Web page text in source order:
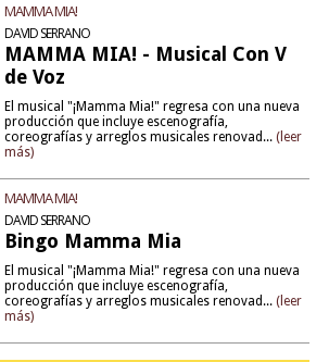
MAMMA MIA!
DAVID SERRANO
MAMMA MIA! - Musical Con V
de Voz
El musical "¡Mamma Mia!" regresa con una nueva
producción que incluye escenografía,
coreografías y arreglos musicales renovad... (leer
más)
MAMMA MIA!
DAVID SERRANO
Bingo Mamma Mia
El musical "¡Mamma Mia!" regresa con una nueva
producción que incluye escenografía,
coreografías y arreglos musicales renovad... (leer
más)